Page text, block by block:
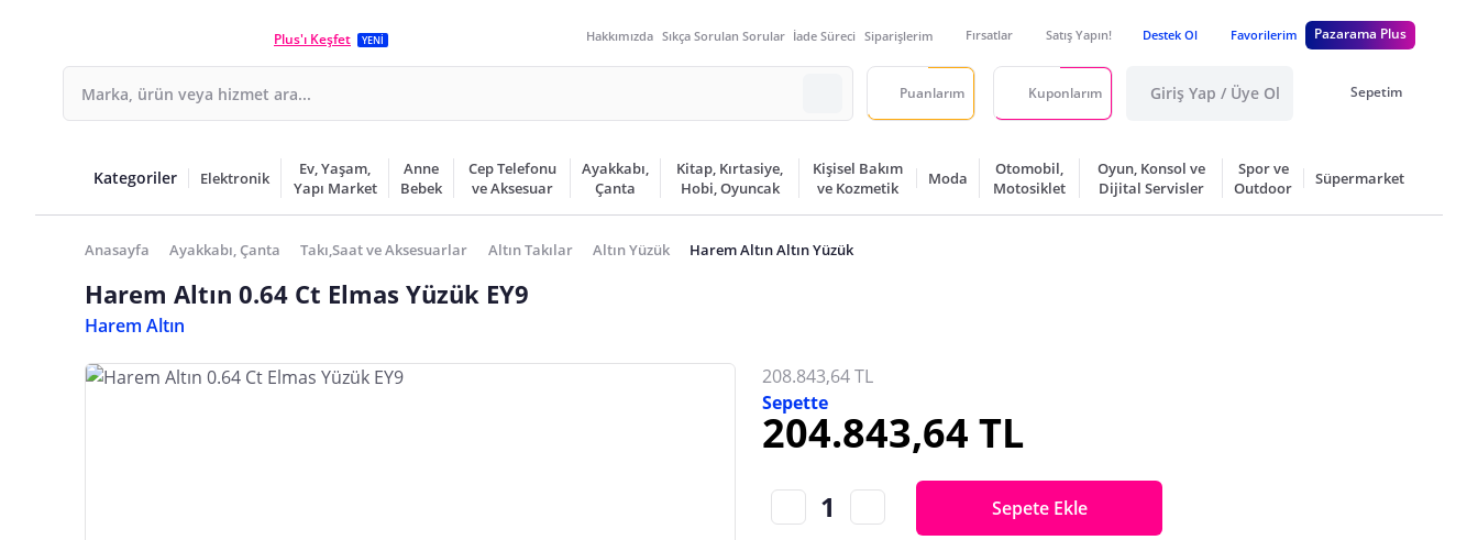
Plus'ı Keşfet YENİ Hakkımızda Sıkça Sorulan Sorular İade Süreci Siparişlerim Fırsatlar Satış Yapın! Destek Ol Favorilerim Pazarama Plus
Puanlarım Kuponlarım Giriş Yap / Üye Ol Sepetim
Kategoriler Elektronik
Ev, Yaşam,
Yapı Market
Anne
Bebek
Cep Telefonu
ve Aksesuar
Ayakkabı,
Çanta
Kitap, Kırtasiye,
Hobi, Oyuncak
Kişisel Bakım
ve Kozmetik
Moda
Otomobil,
Motosiklet
Oyun, Konsol ve
Dijital Servisler
Spor ve
Outdoor
Süpermarket
Anasayfa Ayakkabı, Çanta Takı,Saat ve Aksesuarlar Altın Takılar Altın Yüzük Harem Altın Altın Yüzük
Harem Altın 0.64 Ct Elmas Yüzük EY9
Harem Altın
208.843,64 TL
Sepette
204.843,64 TL
Sepete Ekle